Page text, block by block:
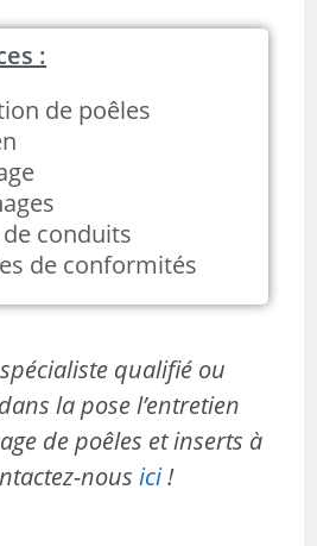
:
de poêles
conduits
de conformités
qualifié ou
la pose l’entretien
de poêles et inserts à
nousici!